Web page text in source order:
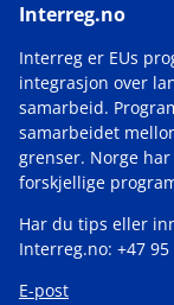
Interreg.no
Interreg er EUs
integrasjon over
samarbeid.
samarbeidet
grenser. Norge
forskjellige
Har du tips eller
Interreg.no: +47 95
E-post